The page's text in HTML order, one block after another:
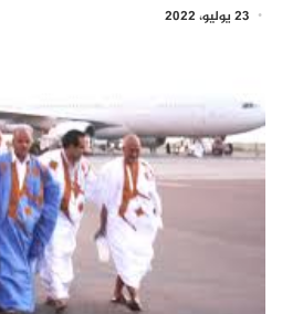
23 يوليو، 2022